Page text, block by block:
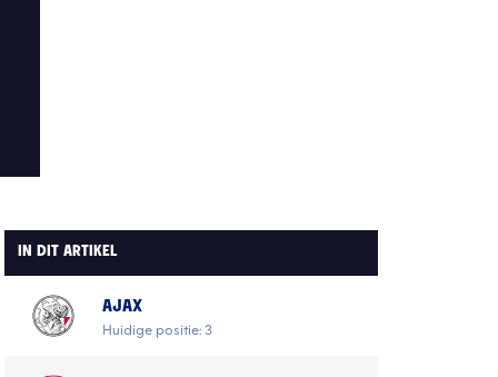
IN DIT ARTIKEL
AJAX
Huidige positie: 3